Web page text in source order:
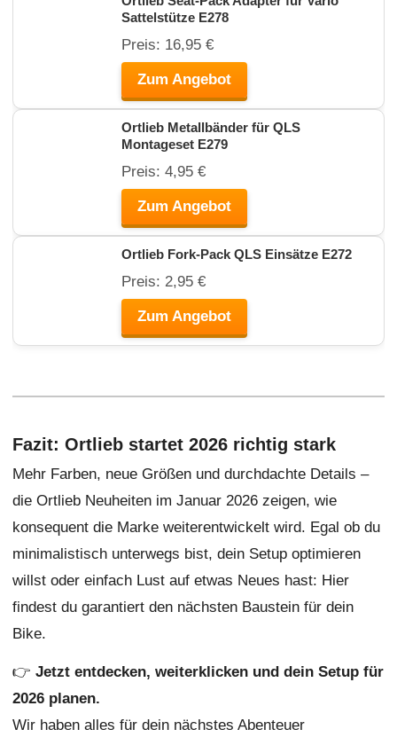
Sattelstütze E278
Preis: 16,95 €
Zum Angebot
Ortlieb Metallbänder für QLS
Montageset E279
Preis: 4,95 €
Zum Angebot
Ortlieb Fork-Pack QLS Einsätze E272
Preis: 2,95 €
Zum Angebot
Fazit: Ortlieb startet 2026 richtig stark
Mehr Farben, neue Größen und durchdachte Details –
die Ortlieb Neuheiten im Januar 2026 zeigen, wie
konsequent die Marke weiterentwickelt wird. Egal ob du
minimalistisch unterwegs bist, dein Setup optimieren
willst oder einfach Lust auf etwas Neues hast: Hier
findest du garantiert den nächsten Baustein für dein
Bike.
👉 Jetzt entdecken, weiterklicken und dein Setup für
2026 planen.
Wir haben alles für dein nächstes Abenteuer